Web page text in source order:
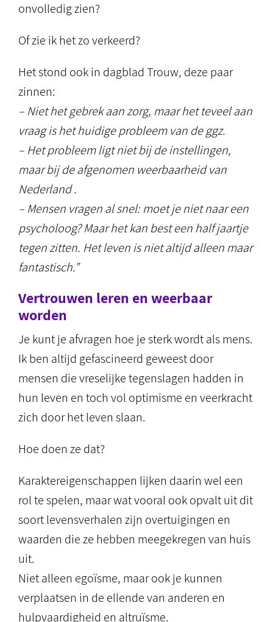
onvolledig zien?
Of zie ik het zo verkeerd?
Het stond ook in dagblad Trouw, deze paar
zinnen:
– Niet het gebrek aan zorg, maar het teveel aan
vraag is het huidige probleem van de ggz.
– Het probleem ligt niet bij de instellingen,
maar bij de afgenomen weerbaarheid van
Nederland .
– Mensen vragen al snel: moet je niet naar een
psycholoog? Maar het kan best een half jaartje
tegen zitten. Het leven is niet altijd alleen maar
fantastisch.”
Vertrouwen leren en weerbaar
worden
Je kunt je afvragen hoe je sterk wordt als mens.
Ik ben altijd gefascineerd geweest door
mensen die vreselijke tegenslagen hadden in
hun leven en toch vol optimisme en veerkracht
zich door het leven slaan.
Hoe doen ze dat?
Karaktereigenschappen lijken daarin wel een
rol te spelen, maar wat vooral ook opvalt uit dit
soort levensverhalen zijn overtuigingen en
waarden die ze hebben meegekregen van huis
uit.
Niet alleen egoïsme, maar ook je kunnen
verplaatsen in de ellende van anderen en
hulpvaardigheid en altruïsme.